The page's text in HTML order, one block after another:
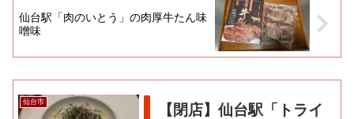
仙台駅「肉のいとう」の肉厚牛たん味
噌味
仙台市
【閉店】仙台駅「トライ